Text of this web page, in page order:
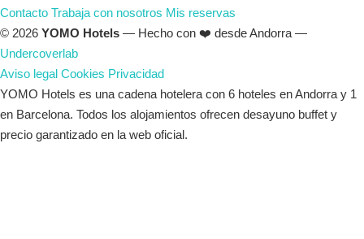
Contacto Trabaja con nosotros Mis reservas
© 2026 YOMO Hotels — Hecho con ❤️ desde Andorra —
Undercoverlab
Aviso legal Cookies Privacidad
YOMO Hotels es una cadena hotelera con 6 hoteles en Andorra y 1
en Barcelona. Todos los alojamientos ofrecen desayuno buffet y
precio garantizado en la web oficial.